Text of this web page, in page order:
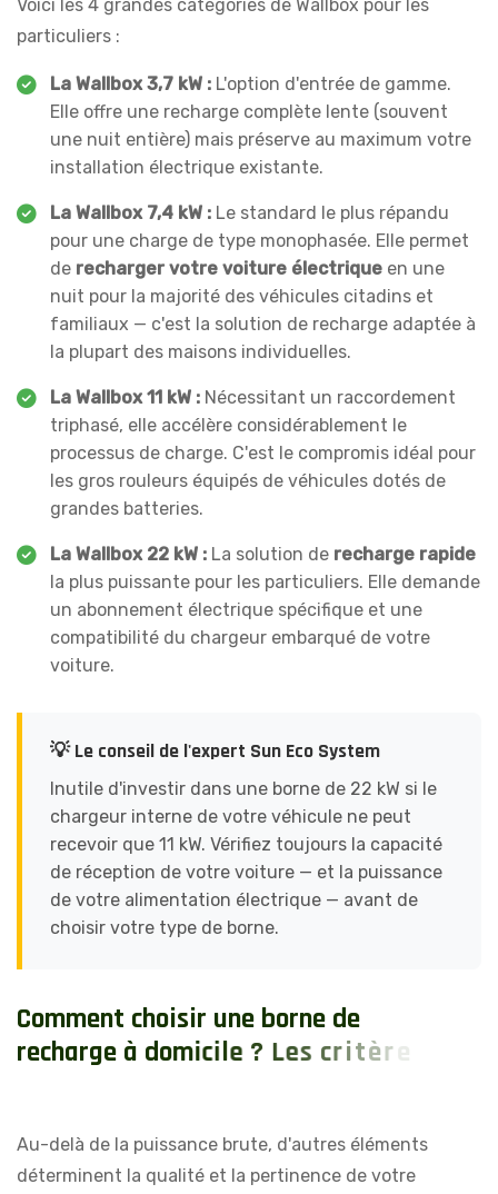
Voici les 4 grandes catégories de Wallbox pour les
particuliers :
La Wallbox 3,7 kW : L'option d'entrée de gamme.
Elle offre une recharge complète lente (souvent
une nuit entière) mais préserve au maximum votre
installation électrique existante.
La Wallbox 7,4 kW : Le standard le plus répandu
pour une charge de type monophasée. Elle permet
de recharger votre voiture électrique en une
nuit pour la majorité des véhicules citadins et
familiaux — c'est la solution de recharge adaptée à
la plupart des maisons individuelles.
La Wallbox 11 kW : Nécessitant un raccordement
triphasé, elle accélère considérablement le
processus de charge. C'est le compromis idéal pour
les gros rouleurs équipés de véhicules dotés de
grandes batteries.
La Wallbox 22 kW : La solution de recharge rapide
la plus puissante pour les particuliers. Elle demande
un abonnement électrique spécifique et une
compatibilité du chargeur embarqué de votre
voiture.
💡 Le conseil de l'expert Sun Eco System
Inutile d'investir dans une borne de 22 kW si le
chargeur interne de votre véhicule ne peut
recevoir que 11 kW. Vérifiez toujours la capacité
de réception de votre voiture — et la puissance
de votre alimentation électrique — avant de
choisir votre type de borne.
Comment choisir une borne de
recharge à domicile ? Les critères
Au-delà de la puissance brute, d'autres éléments
déterminent la qualité et la pertinence de votre